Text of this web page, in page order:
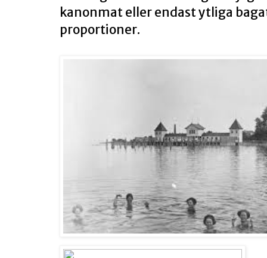
kanonmat eller endast ytliga
proportioner.